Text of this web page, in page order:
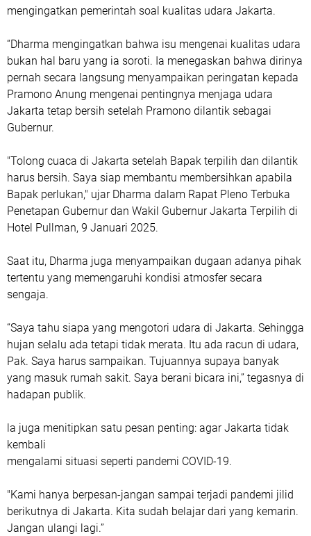
mengingatkan pemerintah soal kualitas udara Jakarta.
“Dharma mengingatkan bahwa isu mengenai kualitas udara
bukan hal baru yang ia soroti. Ia menegaskan bahwa dirinya
pernah secara langsung menyampaikan peringatan kepada
Pramono Anung mengenai pentingnya menjaga udara
Jakarta tetap bersih setelah Pramono dilantik sebagai
Gubernur.
"Tolong cuaca di Jakarta setelah Bapak terpilih dan dilantik
harus bersih. Saya siap membantu membersihkan apabila
Bapak perlukan," ujar Dharma dalam Rapat Pleno Terbuka
Penetapan Gubernur dan Wakil Gubernur Jakarta Terpilih di
Hotel Pullman, 9 Januari 2025.
Saat itu, Dharma juga menyampaikan dugaan adanya pihak
tertentu yang memengaruhi kondisi atmosfer secara
sengaja.
“Saya tahu siapa yang mengotori udara di Jakarta. Sehingga
hujan selalu ada tetapi tidak merata. Itu ada racun di udara,
Pak. Saya harus sampaikan. Tujuannya supaya banyak
yang masuk rumah sakit. Saya berani bicara ini,” tegasnya di
hadapan publik.
la juga menitipkan satu pesan penting: agar Jakarta tidak
kembali
mengalami situasi seperti pandemi COVID-19.
"Kami hanya berpesan-jangan sampai terjadi pandemi jilid
berikutnya di Jakarta. Kita sudah belajar dari yang kemarin.
Jangan ulangi lagi.”